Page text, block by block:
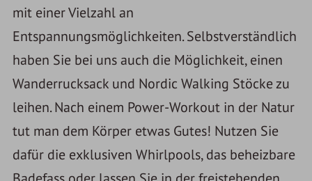
mit einer Vielzahl an
Entspannungsmöglichkeiten. Selbstverständlich
haben Sie bei uns auch die Möglichkeit, einen
Wanderrucksack und Nordic Walking Stöcke zu
leihen. Nach einem Power-Workout in der Natur
tut man dem Körper etwas Gutes! Nutzen Sie
dafür die exklusiven Whirlpools, das beheizbare